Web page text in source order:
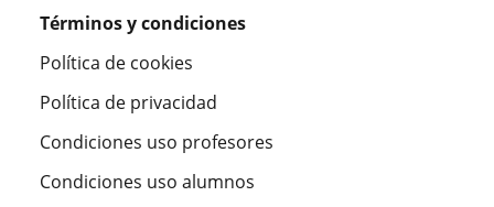
Términos y condiciones
Política de cookies
Política de privacidad
Condiciones uso profesores
Condiciones uso alumnos